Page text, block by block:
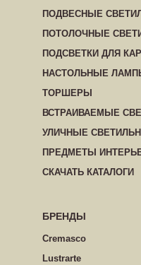
ПОДВЕСНЫЕ
ПОТОЛОЧНЫЕ
ПОДСВЕТКИ ДЛЯ
НАСТОЛЬНЫЕ
ТОРШЕРЫ
ВСТРАИВАЕМЫЕ
УЛИЧНЫЕ
ПРЕДМЕТЫ
СКАЧАТЬ КАТАЛОГИ
БРЕНДЫ
Cremasco
Lustrarte